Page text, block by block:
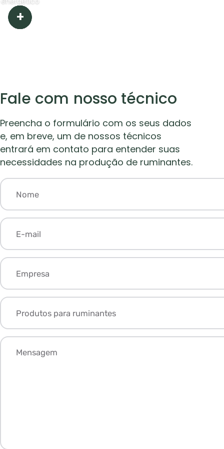
+
+
+
+
+
Fale com nosso técnico
Preencha o formulário com os seus dados
e, em breve, um de nossos técnicos
entrará em contato para entender suas
necessidades na produção de ruminantes.